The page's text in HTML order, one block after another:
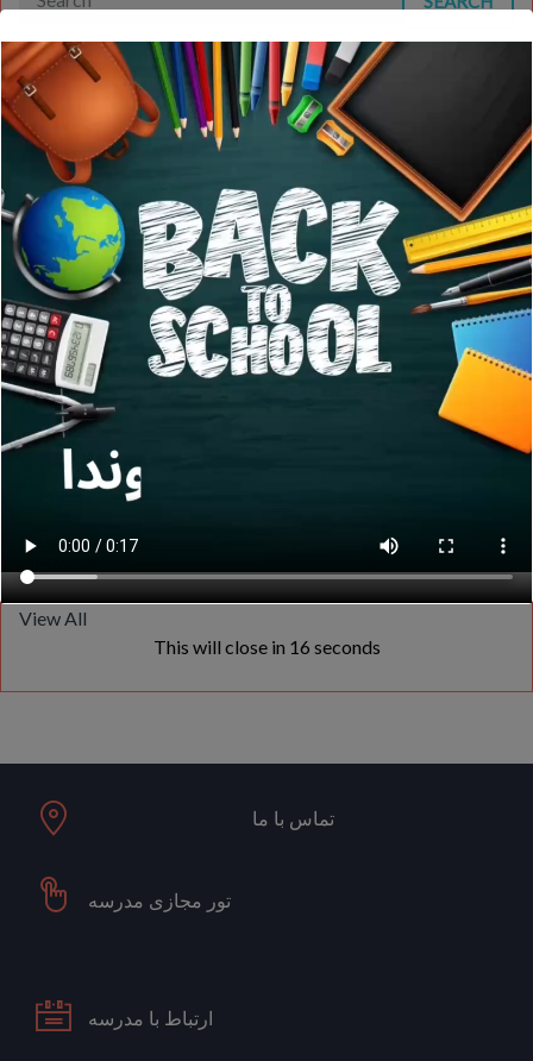
فارسی ا 3
3
products
کتاب های اول ابتدایی 3
products
آخرین خبرها
تقویم آموزشی و برنامه درسی مدرسه سال ۱۴۰۶-۱۴۰۵ تحصیلی
13 SEP, 2024
جشن نوروز مدرسه وندا
5 MAR, 2024
مراسم شب یلدا
View All
تماس با ما
تور مجازی مدرسه
ارتباط با مدرسه
This will close in 15 seconds